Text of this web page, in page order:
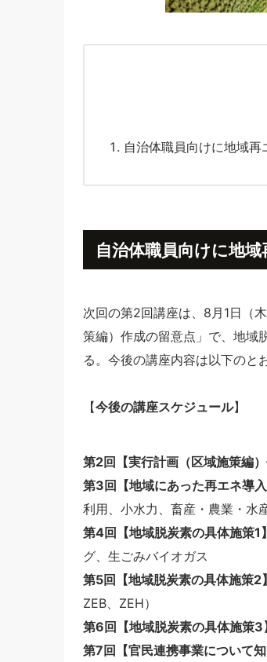
自治体職員向けに地域
自治体職員向けに地
次回の第2回講座は、8月1日（
策編）作成の留意点」で、地域
る。今後の講座内容は以下のと
【今後の講座スケジュール】
第2回【実行計画（区域施策編）
第3回【地域にあった再エネ導入
利用、小水力、畜産・農業・水
第4回【地域脱炭素の具体施策1】
グ、生ごみバイオガス
第5回【地域脱炭素の具体施策2】
ZEB、ZEH）
第6回【地域脱炭素の具体施策3
第7回【官民連携事業について知